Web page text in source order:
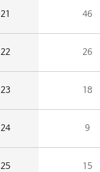
21 46
22 26
23 18
24 9
25 15